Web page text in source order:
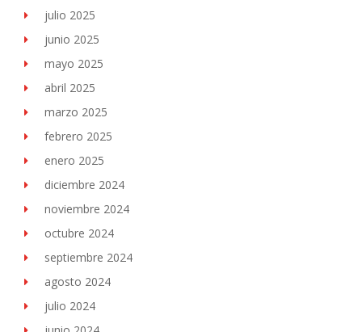
julio 2025
junio 2025
mayo 2025
abril 2025
marzo 2025
febrero 2025
enero 2025
diciembre 2024
noviembre 2024
octubre 2024
septiembre 2024
agosto 2024
julio 2024